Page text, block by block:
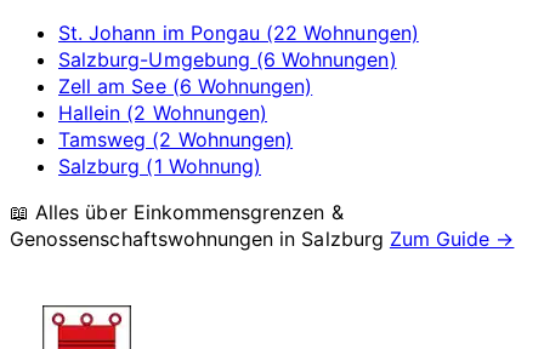
St. Johann im Pongau (22 Wohnungen)
Salzburg-Umgebung (6 Wohnungen)
Zell am See (6 Wohnungen)
Hallein (2 Wohnungen)
Tamsweg (2 Wohnungen)
Salzburg (1 Wohnung)
📖 Alles über Einkommensgrenzen &
Genossenschaftswohnungen in Salzburg Zum Guide →